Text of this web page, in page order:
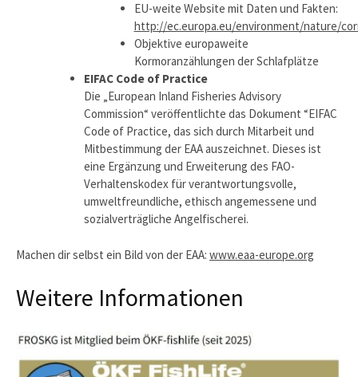
EU-weite Website mit Daten und Fakten:
http://ec.europa.eu/environment/nature/
Objektive europaweite
Kormoranzählungen der Schlafplätze
EIFAC Code of Practice
Die „European Inland Fisheries Advisory
Commission“ veröffentlichte das Dokument “EIFAC
Code of Practice, das sich durch Mitarbeit und
Mitbestimmung der EAA auszeichnet. Dieses ist
eine Ergänzung und Erweiterung des FAO-
Verhaltenskodex für verantwortungsvolle,
umweltfreundliche, ethisch angemessene und
sozialverträgliche Angelfischerei.
Machen dir selbst ein Bild von der EAA: www.eaa-europe.org
Weitere Informationen